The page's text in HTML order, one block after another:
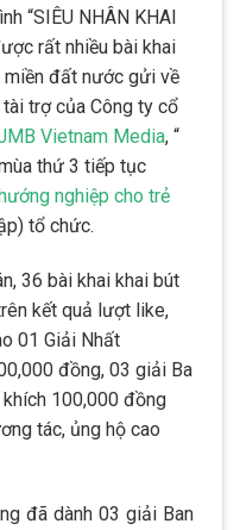
“SIÊU NHÂN KHAI
rất nhiều bài khai
đất nước gửi về
trợ của Công ty cổ
Vietnam Media, “
thứ 3 tiếp tục
nghiệp cho trẻ
tổ chức.
36 bài khai khai bút
kết quả lượt like,
01 Giải Nhất
đồng, 03 giải Ba
100,000 đồng
tác, ủng hộ cao
đã dành 03 giải Ban